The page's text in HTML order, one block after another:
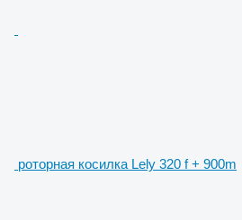
роторная косилка Lely 320 f + 900m